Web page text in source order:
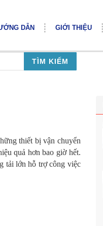
DẪN GIỚI THIỆU
TÌM KIẾM
thiết bị vận chuyển
quả hơn bao giờ hết.
tải lớn hỗ trợ công việc